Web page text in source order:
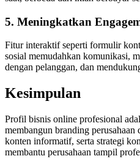
5. Meningkatkan
Fitur interaktif seperti formulir
sosial memudahkan komunikasi,
dengan pelanggan, dan
Kesimpulan
Profil bisnis online profesional
membangun branding
konten informatif, serta strategi
membantu perusahaan tampil